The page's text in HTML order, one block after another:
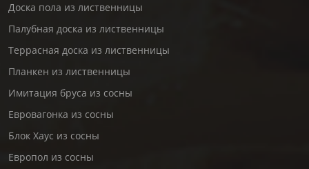
Доска пола из лиственницы
Палубная доска из лиственницы
Террасная доска из лиственницы
Планкен из лиственницы
Имитация бруса из сосны
Евровагонка из сосны
Блок Хаус из сосны
Европол из сосны